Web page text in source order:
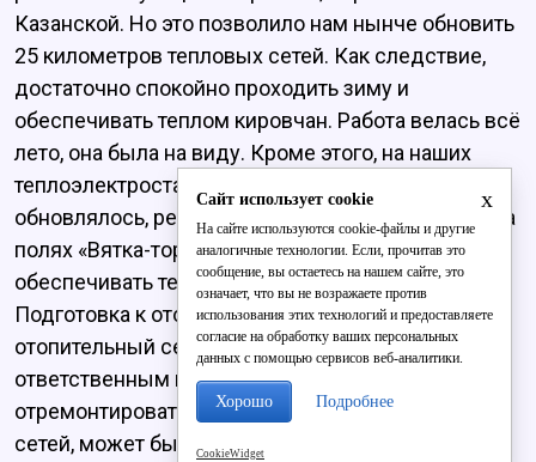
Казанской. Но это позволило нам нынче обновить
25 километров тепловых сетей. Как следствие,
достаточно спокойно проходить зиму и
обеспечивать теплом кировчан. Работа велась всё
лето, она была на виду. Кроме этого, на наших
теплоэлектростанциях, в котельных тоже
обновлялось, ремонтировалось оборудование. На
полях «Вятка-торфа» запасалось топливо, чтобы
обеспечивать тепло в самые сильные морозы.
Подготовка к отопительному сезону и сам
отопительный сезон являются для нас очень
ответственным периодом. Необходимо
отремонтировать максимальное количество
сетей, может быть, отключая кому-то горячую
x
Сайт использует cookie
На сайте используются cookie-файлы и другие
аналогичные технологии. Если, прочитав это
сообщение, вы остаетесь на нашем сайте, это
означает, что вы не возражаете против
использования этих технологий и предоставляете
согласие на обработку ваших персональных
данных с помощью сервисов веб-аналитики.
Хорошо Подробнее
CookieWidget